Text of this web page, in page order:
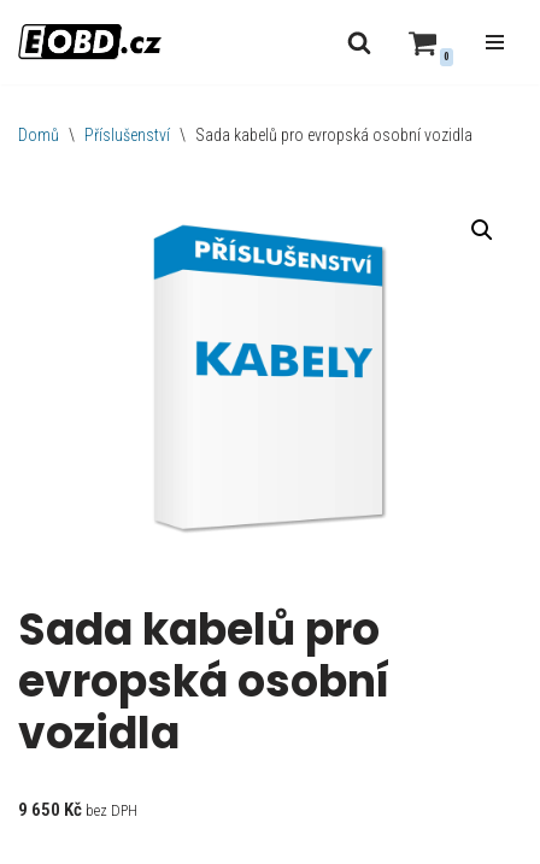
Přeskočit
obsah
0
Domů \ Příslušenství \ Sada kabelů pro evropská osobní vozidla
Sada kabelů pro
evropská osobní
vozidla
9 650 Kč bez DPH